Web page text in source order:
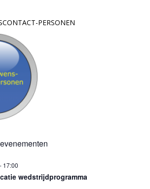
PERSONEN
- 17:00
wedstrijdprogramma